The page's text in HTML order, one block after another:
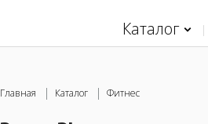
Каталог
Главная Каталог Фитнес